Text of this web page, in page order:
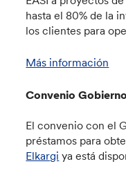
hasta el 80% de la
los clientes para
Más información
Convenio
El convenio con el
préstamos para
Elkargi ya está